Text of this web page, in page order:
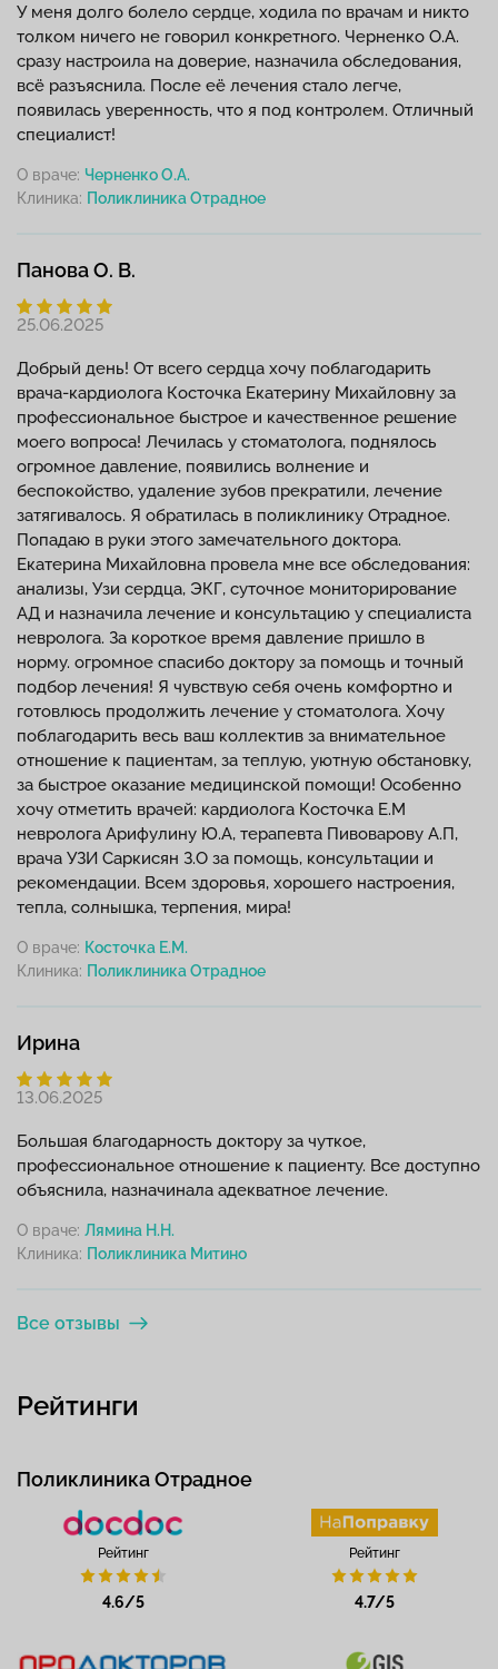
У меня долго болело сердце, ходила по врачам и никто
толком ничего не говорил конкретного. Черненко О.А.
сразу настроила на доверие, назначила обследования,
всё разъяснила. После её лечения стало легче,
появилась уверенность, что я под контролем. Отличный
специалист!
О враче: Черненко О.А.
Клиника:
Панова О. В.
25.06.2025
Добрый день! От всего сердца хочу поблагодарить
врача-кардиолога Косточка Екатерину Михайловну за
профессиональное быстрое и качественное решение
моего вопроса! Лечилась у стоматолога, поднялось
огромное давление, появились волнение и
беспокойство, удаление зубов прекратили, лечение
затягивалось. Я обратилась в поликлинику Отрадное.
Попадаю в руки этого замечательного доктора.
Екатерина Михайловна провела мне все обследования:
анализы, Узи сердца, ЭКГ, суточное мониторирование
АД и назначила лечение и консультацию у специалиста
невролога. За короткое время давление пришло в
норму. огромное спасибо доктору за помощь и точный
подбор лечения! Я чувствую себя очень комфортно и
готовлюсь продолжить лечение у стоматолога. Хочу
поблагодарить весь ваш коллектив за внимательное
отношение к пациентам, за теплую, уютную обстановку,
за быстрое оказание медицинской помощи! Особенно
хочу отметить врачей: кардиолога Косточка Е.М
невролога Арифулину Ю.А, терапевта Пивоварову А.П,
врача УЗИ Саркисян З.О за помощь, консультации и
рекомендации. Всем здоровья, хорошего настроения,
тепла, солнышка, терпения, мира!
О враче: Косточка Е.М.
Клиника:
Ирина
13.06.2025
Большая благодарность доктору за чуткое,
профессиональное отношение к пациенту. Все доступно
объяснила, назначинала адекватное лечение.
О враче: Лямина Н.Н.
Клиника:
Все отзывы
Рейтинги
Поликлиника Отрадное
Рейтинг
4.6/5
Рейтинг
4.7/5